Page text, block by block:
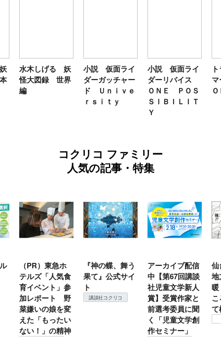
水木しげる 妖
怪大図録 世界
編
小説 仮面ライ
ダーガッチャー
ド Ｕｎｉｖｅ
ｒｓｉｔｙ
小説 仮面ライ
ダーリバイス
ＯＮＥ ＰＯＳ
ＳＩＢＩＬＩＴ
Ｙ
コクリコ ファミリー
人気の記事・特集
（PR）東急ホ
テルズ「人気食
育イベント」参
加レポート 野
菜嫌いの娘を変
えた「もったい
ない！」の精神
『神の蝶、舞う
果て』公式サイ
ト
講談社コクリコ
アーカイブ配信
中【第67回講談
社児童文学新人
賞】受賞作家と
前選考委員に聞
く「児童文学創
作セミナー」
仙
地
て